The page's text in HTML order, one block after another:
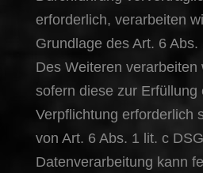
erforderlich, verarbeiten
Grundlage des Art. 6
Des Weiteren verarbeiten
sofern diese zur Erfüllung
Verpflichtung erforderlich
von Art. 6 Abs. 1 lit. c
Datenverarbeitung kann